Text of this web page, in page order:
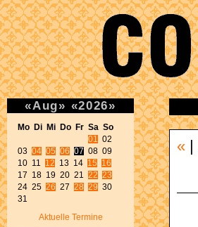
«Aug» «2026»
Mo Di Mi Do Fr Sa So
01
02
03 04 05 06 07 08 09
10 11 12 13 14 15
16
17 18 19 20 21 22 23
24 25 26 27 28 29 30
31
Aktuelle Termine
«